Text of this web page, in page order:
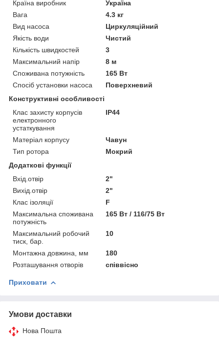
Країна виробник
Україна
Вага
4.3 кг
Вид насоса
Циркуляційний
Якість води
Чистий
Кількість швидкостей
3
Максимальний напір
8 м
Споживана потужність
165 Вт
Спосіб установки насоса
Поверхневий
Конструктивні особливості
Клас захисту корпусів
електронного
устаткування
IP44
Матеріал корпусу
Чавун
Тип ротора
Мокрий
Додаткові функції
Вхід.отвір
2"
Вихід.отвір
2"
Клас ізоляції
F
Максимальна споживана
потужність
165 Вт / 116/75 Вт
Максимальний робочий
тиск, бар.
10
Монтажна довжина, мм
180
Розташування отворів
співвісно
Приховати
Умови доставки
Нова Пошта